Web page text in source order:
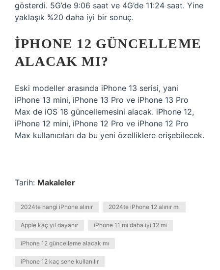
gösterdi. 5G’de 9:06 saat ve 4G’de 11:24 saat. Yine
yaklaşık %20 daha iyi bir sonuç.
IPHONE 12 GÜNCELLEME
ALACAK MI?
Eski modeller arasında iPhone 13 serisi, yani
iPhone 13 mini, iPhone 13 Pro ve iPhone 13 Pro
Max de iOS 18 güncellemesini alacak. iPhone 12,
iPhone 12 mini, iPhone 12 Pro ve iPhone 12 Pro
Max kullanıcıları da bu yeni özelliklere erişebilecek.
Tarih: Makaleler
2024te hangi iPhone alınır 2024te iPhone 12 alınır mı
Apple kaç yıl dayanır iPhone 11 mi daha iyi 12 mi
iPhone 12 güncelleme alacak mı
iPhone 12 kaç sene kullanılır